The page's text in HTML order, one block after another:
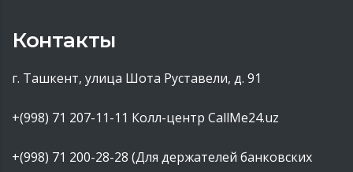
Контакты
г. Ташкент, улица Шота Руставели, д. 91
+(998) 71 207-11-11 Колл-центр CallMe24.uz
+(998) 71 200-28-28 (Для держателей банковских